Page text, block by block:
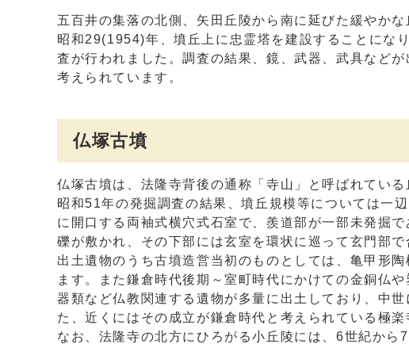
五百井の集落の北側、矢田丘陵から南に延びた緩やか
昭和29(1954)年、墳丘上に忠霊塔を建設することにな
査が行われました。調査の結果、鏡、武器、武具など
考えられています。
仏塚古墳
仏塚古墳は、法隆寺背後の通称「寺山」と呼ばれてい
昭和51年の発掘調査の結果、墳丘規模等については一
に開口する両袖式横穴式石室で、羨道部が一部未発掘
礫が敷かれ、その下部には玄室を環状に巡って玄門部
出土遺物のうち古墳造営当初のものとしては、亀甲形
ます。また鎌倉時代後期～室町時代にかけての金銅仏
器類など仏教関連する遺物が多量に出土しており、中
た、近くにはその成立が鎌倉時代と考えられている極
なお、法隆寺の北方にひろがる小丘陵には、6世紀か